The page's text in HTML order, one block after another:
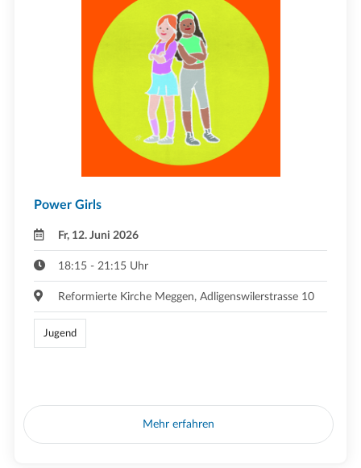
Power Girls
Fr, 12. Juni 2026
18:15 - 21:15 Uhr
Reformierte Kirche Meggen, Adligenswilerstrasse 10
Jugend
Mehr erfahren